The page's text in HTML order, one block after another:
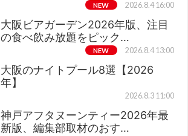
NEW 2026.8.4 16:00
大阪ビアガーデン2026年版、注目
の食べ飲み放題をピック…
NEW 2026.8.4 13:00
大阪のナイトプール8選【2026
年】
2026.8.3 11:00
神戸アフタヌーンティー2026年最
新版、編集部取材のおす…